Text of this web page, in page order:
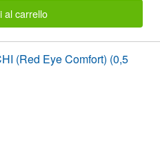
al carrello
(Red Eye Comfort) (0,5